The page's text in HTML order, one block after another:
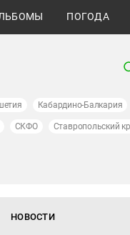
ПОГОДА
Кабардино-Балкария
СКФО Ставропольский
НОВОСТИ